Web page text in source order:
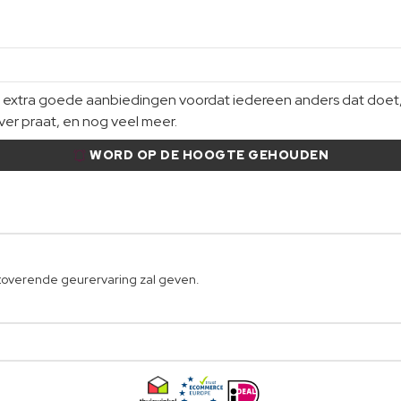
goede aanbiedingen voordat iedereen anders dat
praat, en nog veel meer.
WORD OP DE HOOGTE GEHOUDEN
geurervaring zal geven.